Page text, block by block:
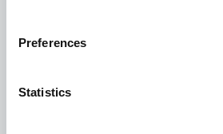
Preferences
Statistics